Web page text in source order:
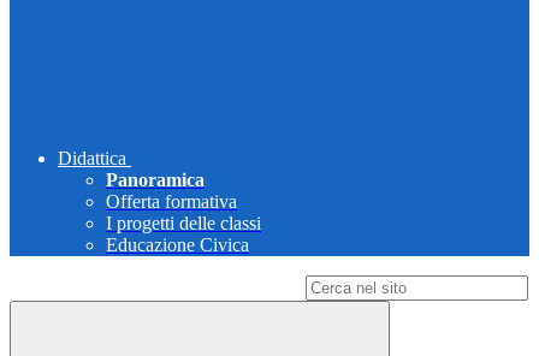
Didattica
Panoramica
Offerta formativa
I progetti delle classi
Educazione Civica